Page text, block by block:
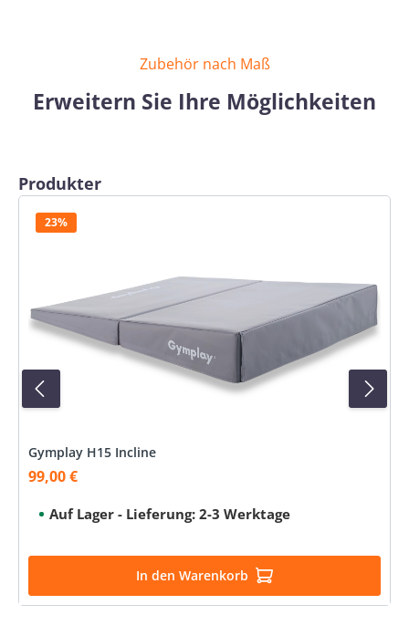
Zubehör nach Maß
Erweitern Sie Ihre Möglichkeiten
Produktgalerie überspringen
Produkter
23%
Gymplay H15 Incline
Verkaufspreis:
99,00 €
Auf Lager - Lieferung: 2-3 Werktage
In den Warenkorb